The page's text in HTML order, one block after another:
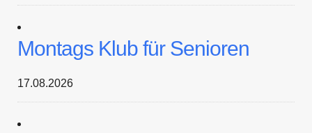
Montags Klub für Senioren
17.08.2026